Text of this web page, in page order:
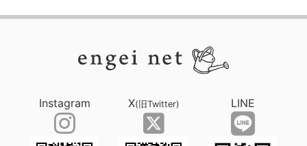
Instagram X(旧Twitter) LINE